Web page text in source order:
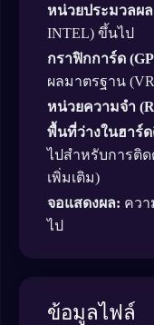
หน่วยประมวลผล
INTEL) ขึ้นไป
กราฟิกการ์ด
ผลมาตรฐาน
หน่วยความจำ
พื้นที่ว่างในฮาร์
ไปสำหรับการติด
เพิ่มเติม)
จอแสดงผล: ควา
ไป
ข้อมูลไฟล์